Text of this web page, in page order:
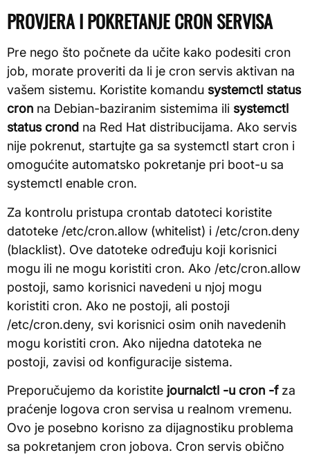
PROVJERA I POKRETANJE CRON SERVISA
Pre nego što počnete da učite kako podesiti cron
job, morate proveriti da li je cron servis aktivan na
vašem sistemu. Koristite komandu systemctl status
cron na Debian-baziranim sistemima ili systemctl
status crond na Red Hat distribucijama. Ako servis
nije pokrenut, startujte ga sa systemctl start cron i
omogućite automatsko pokretanje pri boot-u sa
systemctl enable cron.
Za kontrolu pristupa crontab datoteci koristite
datoteke /etc/cron.allow (whitelist) i /etc/cron.deny
(blacklist). Ove datoteke određuju koji korisnici
mogu ili ne mogu koristiti cron. Ako /etc/cron.allow
postoji, samo korisnici navedeni u njoj mogu
koristiti cron. Ako ne postoji, ali postoji
/etc/cron.deny, svi korisnici osim onih navedenih
mogu koristiti cron. Ako nijedna datoteka ne
postoji, zavisi od konfiguracije sistema.
Preporučujemo da koristite journalctl -u cron -fza
praćenje logova cron servisa u realnom vremenu.
Ovo je posebno korisno za dijagnostiku problema
sa pokretanjem cron jobova. Cron servis obično